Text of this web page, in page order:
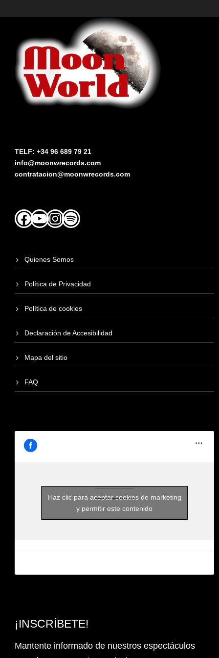
TELF: +34 96 689 79 21
info@moonwrecords.com
contratacion@moonwrecords.com
Facebook
YouTubeInstagram
Spotify
Quienes Somos
Política de Privacidad
Política de cookies
Declaración de Accesibilidad
Mapa del sitio
FAQ
Haz clic para aceptar cookies de marketing
y permitir este contenido
¡INSCRÍBETE!
Mantente informado de nuestros espectáculos